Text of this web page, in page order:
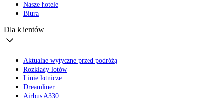
Nasze hotele
Biura
Dla klientów
Aktualne wytyczne przed podróżą
Rozkłady lotów
Linie lotnicze
Dreamliner
Airbus A330